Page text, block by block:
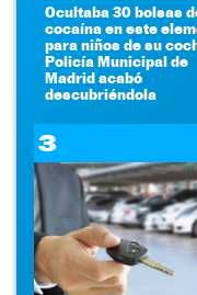
Ocultaba 30 bolsas
cocaína en este
para niños de su
Policía Municipal de
Madrid acabó
descubriéndola
3